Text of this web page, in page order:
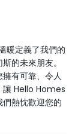
暖定義了我們的
的未來朋友。
有可靠、令人
讓 Hello Homes
熱忱歡迎您的